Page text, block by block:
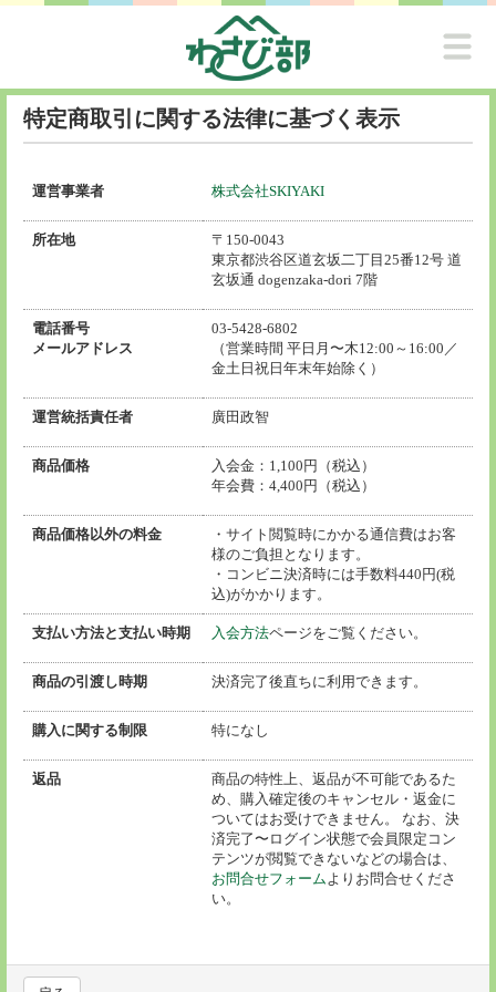
特定商取引に関する法律に基づく表示
運営事業者 株式会社SKIYAKI
所在地
〒150-0043
東京都渋谷区道玄坂二丁目25番12号 道
玄坂通 dogenzaka-dori 7階
電話番号
メールアドレス
03-5428-6802
（営業時間 平日月〜木12:00～16:00／
金土日祝日年末年始除く）
運営統括責任者 廣田政智
商品価格
入会金：1,100円（税込）
年会費：4,400円（税込）
商品価格以外の料金
・サイト閲覧時にかかる通信費はお客
様のご負担となります。
・コンビニ決済時には手数料440円(税
込)がかかります。
支払い方法と支払い時期 入会方法ページをご覧ください。
商品の引渡し時期 決済完了後直ちに利用できます。
購入に関する制限 特になし
返品
商品の特性上、返品が不可能であるた
め、購入確定後のキャンセル・返金に
ついてはお受けできません。 なお、決
済完了〜ログイン状態で会員限定コン
テンツが閲覧できないなどの場合は、
お問合せフォームよりお問合せくださ
い。